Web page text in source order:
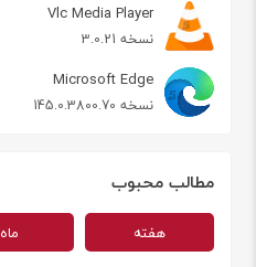
Vlc Media Player
نسخه 3.0.21
Microsoft Edge
نسخه 145.0.3800.70
مطالب محبوب
هفته ماه